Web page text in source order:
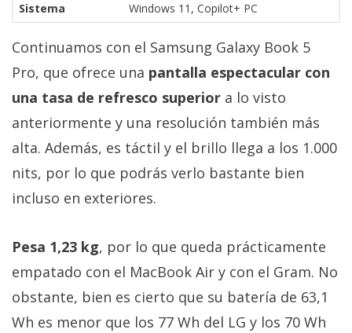
Sistema
Windows 11, Copilot+ PC
Continuamos con el Samsung Galaxy Book 5
Pro, que ofrece una pantalla espectacular con
una tasa de refresco superior a lo visto
anteriormente y una resolución también más
alta. Además, es táctil y el brillo llega a los 1.000
nits, por lo que podrás verlo bastante bien
incluso en exteriores.
Pesa 1,23 kg, por lo que queda prácticamente
empatado con el MacBook Air y con el Gram. No
obstante, bien es cierto que su batería de 63,1
Wh es menor que los 77 Wh del LG y los 70 Wh